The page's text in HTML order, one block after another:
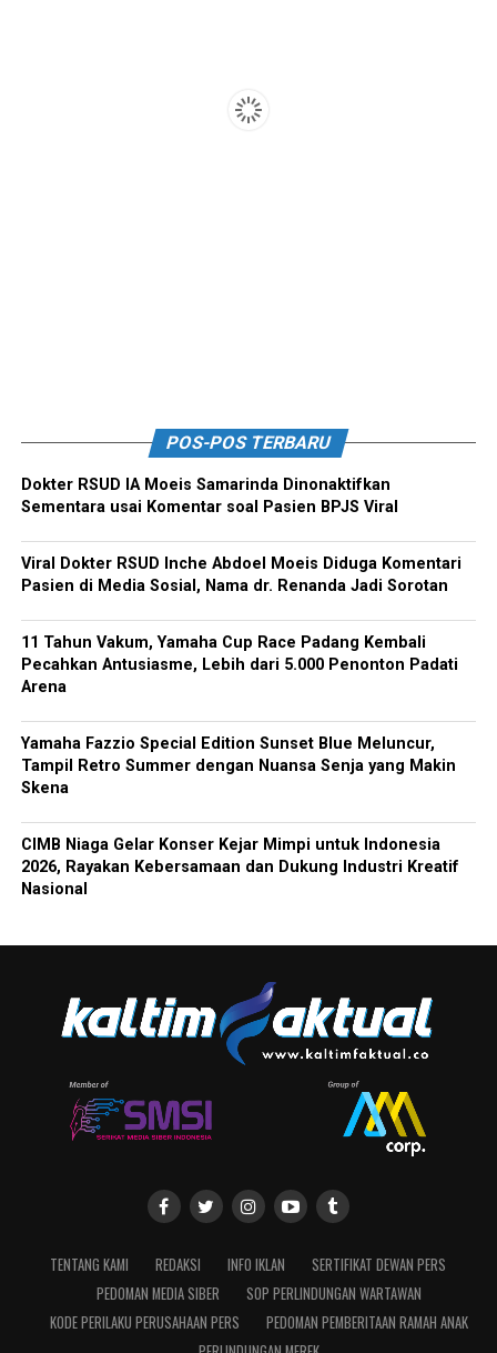
POS-POS TERBARU
Dokter RSUD IA Moeis Samarinda Dinonaktifkan
Sementara usai Komentar soal Pasien BPJS Viral
Viral Dokter RSUD Inche Abdoel Moeis Diduga Komentari
Pasien di Media Sosial, Nama dr. Renanda Jadi Sorotan
11 Tahun Vakum, Yamaha Cup Race Padang Kembali
Pecahkan Antusiasme, Lebih dari 5.000 Penonton Padati
Arena
Yamaha Fazzio Special Edition Sunset Blue Meluncur,
Tampil Retro Summer dengan Nuansa Senja yang Makin
Skena
CIMB Niaga Gelar Konser Kejar Mimpi untuk Indonesia
2026, Rayakan Kebersamaan dan Dukung Industri Kreatif
Nasional
TENTANG KAMI REDAKSI INFO IKLAN
SERTIFIKAT DEWAN PERS
PEDOMAN MEDIA SIBER
SOP PERLINDUNGAN WARTAWAN
KODE PERILAKU PERUSAHAAN PERS
PEDOMAN PEMBERITAAN RAMAH ANAK